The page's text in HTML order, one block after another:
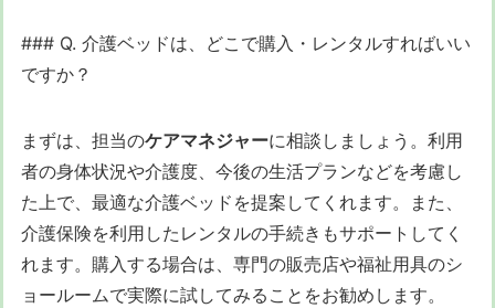
### Q. 介護ベッドは、どこで購入・レンタルすればいい
ですか？
まずは、担当のケアマネジャーに相談しましょう。利用
者の身体状況や介護度、今後の生活プランなどを考慮し
た上で、最適な介護ベッドを提案してくれます。また、
介護保険を利用したレンタルの手続きもサポートしてく
れます。購入する場合は、専門の販売店や福祉用具のシ
ョールームで実際に試してみることをお勧めします。